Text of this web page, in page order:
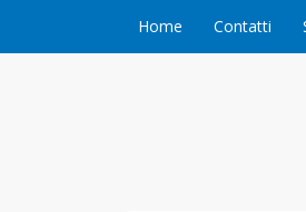
Home Contatti